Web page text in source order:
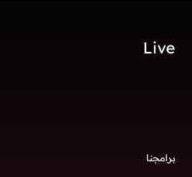
Live
برامجنا